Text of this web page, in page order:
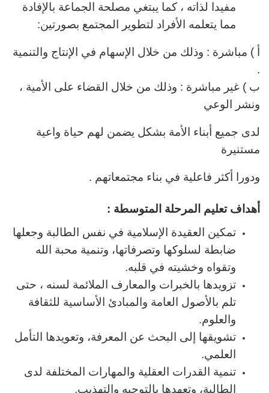
مفيدا لذاته ، كما يبتغي مصلحة الجماعة بالإفادة
مما يتعلمه الأفراد لتطوير المجتمع بصورتين:
أ ) مباشرة : وذلك من خلال الإسهام في الإنتاج والتنمية
.
ب ) غير مباشرة : وذلك من خلال القضاء على الأمية ،
ونشر الوعي
لدى جميع أبناء الأمة بشكل يضمن لهم حياة واعية
مستنيرة
ودورا أكثر فاعلية في بناء مجتمعاتهم .
أهداف تعليم المرحلة المتوسطة :
تمكين العقيدة الإسلامية في نفس الطالبة وجعلها
ضابطة لسلوكها وتصرفاتها، وتنمية محبة الله
وتقواه وخشيته في قلبه.
تزويدها بالخبرات والمعارف الملائمة لسنه ، حتى
تلم بالأصول العامة والمبادئ الأساسية للثقافة
والعلوم.
تشويقها إلى البحث عن المعرفة، وتعويدها التأمل
العلمي.
تنمية القدرات العقلية والمهارات المختلفة لدى
الطالبة، وتعهدها بالتوجيه والتهذيب.